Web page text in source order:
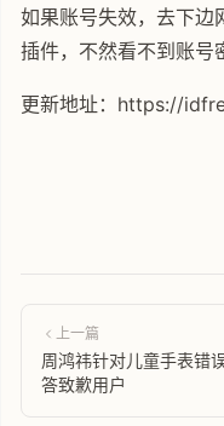
如果账号失效，去下边
插件，不然看不到账号
更新地址：https://
上一篇
周鸿祎针对儿童手表错
答致歉用户